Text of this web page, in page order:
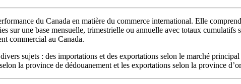
du Canada en matière du commerce international. Elle
sur une base mensuelle, trimestrielle ou annuelle avec totaux
commercial au Canada.
sujets : des importations et des exportations selon le marché
la province de dédouanement et les exportations selon la province